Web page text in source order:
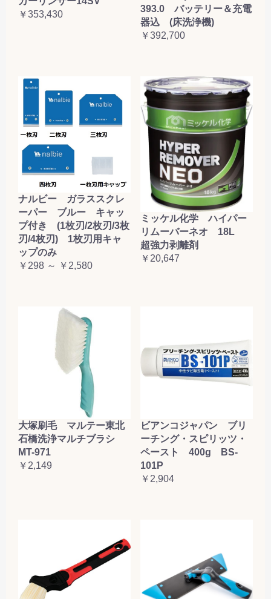
￥353,430
393.0 バッテリー＆充電
器込 (床洗浄機)
￥392,700
ナルビー ガラススクレ
ーパー ブルー キャッ
プ付き (1枚刃/2枚刃/3枚
刃/4枚刃) 1枚刃用キャ
ップのみ
￥298 ～ ￥2,580
ミッケル化学 ハイパー
リムーバーネオ 18L
超強力剥離剤
￥20,647
大塚刷毛 マルテー東北
石橋洗浄マルチブラシ
MT-971
￥2,149
ビアンコジャパン ブリ
ーチング・スピリッツ・
ペースト 400g BS-
101P
￥2,904